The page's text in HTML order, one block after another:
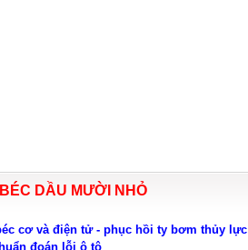
DẦU MƯỜI NHỎ
cơ và điện tử - phục hồi ty bơm thủy lực
đoán lỗi ô tô